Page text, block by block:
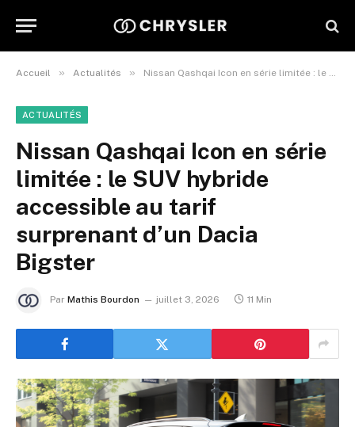
Accueil » Actualités » Nissan Qashqai Icon en série limitée : le SUV hybride accessible au tarif surprenant d’un Dacia Bigster
ACTUALITÉS
Nissan Qashqai Icon en série
limitée : le SUV hybride
accessible au tarif
surprenant d’un Dacia
Bigster
Par Mathis Bourdon juillet 3, 2026 11 Min